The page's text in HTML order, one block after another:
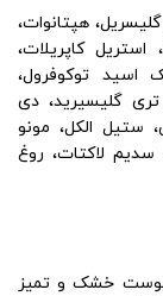
گلیسریل، هپتانوات،
کاپریلات،
اسید توکوفرول،
تری گلیسیرید، دی
ستیل الکل، مونو
سدیم لاکتات، روغ
پوست خشک و تمیز